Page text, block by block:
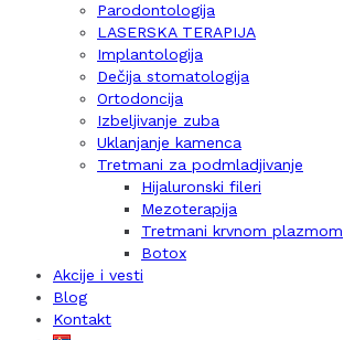
Parodontologija
LASERSKA TERAPIJA
Implantologija
Dečija stomatologija
Ortodoncija
Izbeljivanje zuba
Uklanjanje kamenca
Tretmani za podmladjivanje
Hijaluronski fileri
Mezoterapija
Tretmani krvnom plazmom
Botox
Akcije i vesti
Blog
Kontakt